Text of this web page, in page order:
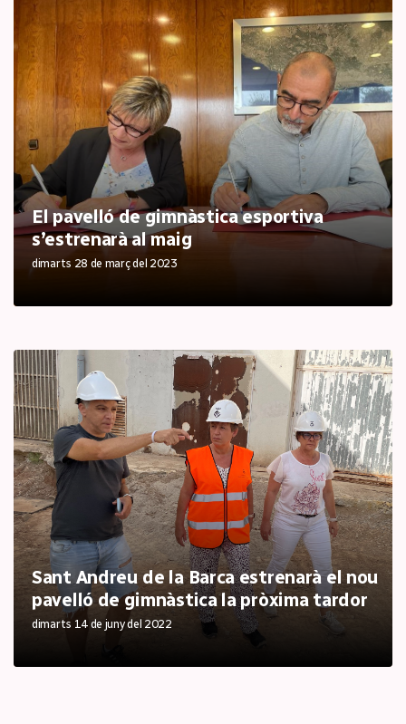
El pavelló de gimnàstica esportiva
s’estrenarà al maig
dimarts 28 de març del 2023
Sant Andreu de la Barca estrenarà el nou
pavelló de gimnàstica la pròxima tardor
dimarts 14 de juny del 2022